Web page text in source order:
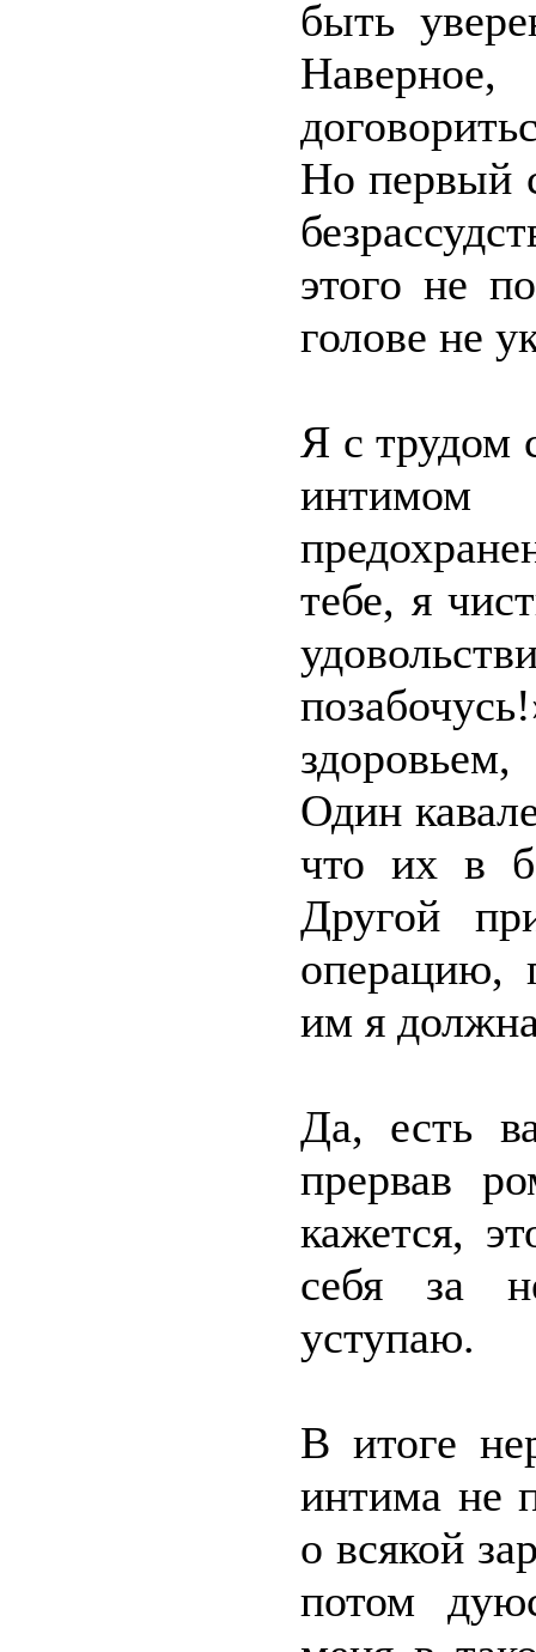
быть
Но первый
этого не
голове не
Я с трудом
тебе, я
Один
что их в
Другой
операцию,
им я
Да, есть
прервав
кажется,
себя за
уступаю.
В итоге
интима не
о всякой
потом